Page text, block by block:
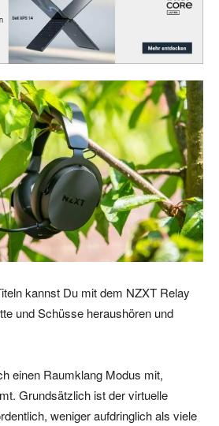
kannst Du mit dem NZXT Relay
und Schüsse heraushören und
einen Raumklang Modus mit,
Grundsätzlich ist der virtuelle
weniger aufdringlich als viele